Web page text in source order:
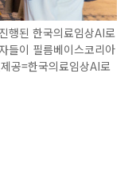
행된 한국의료임상AI로
들이 필름베이스코리아
공=한국의료임상AI로